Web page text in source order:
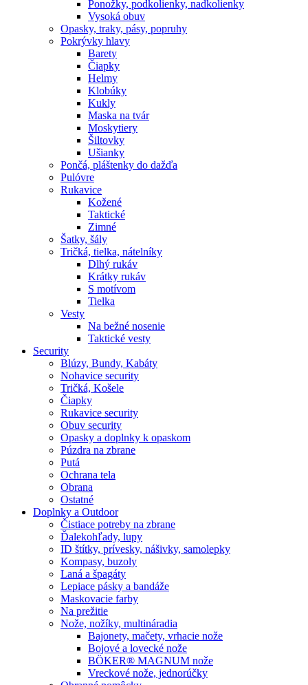
Ponožky, podkolienky, nadkolienky
Vysoká obuv
Opasky, traky, pásy, popruhy
Pokrývky hlavy
Barety
Čiapky
Helmy
Klobúky
Kukly
Maska na tvár
Moskytiery
Šiltovky
Ušianky
Pončá, pláštenky do dažďa
Pulóvre
Rukavice
Kožené
Taktické
Zimné
Šatky, šály
Tričká, tielka, nátelníky
Dlhý rukáv
Krátky rukáv
S motívom
Tielka
Vesty
Na bežné nosenie
Taktické vesty
Security
Blúzy, Bundy, Kabáty
Nohavice security
Tričká, Košele
Čiapky
Rukavice security
Obuv security
Opasky a doplnky k opaskom
Púzdra na zbrane
Putá
Ochrana tela
Obrana
Ostatné
Doplnky a Outdoor
Čistiace potreby na zbrane
Ďalekohľady, lupy
ID štítky, prívesky, nášivky, samolepky
Kompasy, buzoly
Laná a špagáty
Lepiace pásky a bandáže
Maskovacie farby
Na prežitie
Nože, nožíky, multináradia
Bajonety, mačety, vrhacie nože
Bojové a lovecké nože
BÖKER® MAGNUM nože
Vreckové nože, jednorúčky